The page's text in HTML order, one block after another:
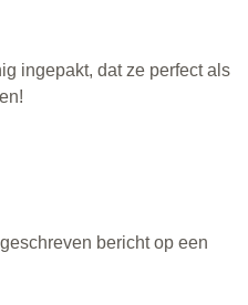
ingepakt, dat ze perfect als
bericht op een